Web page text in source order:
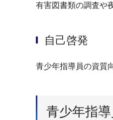
有害図書類の調査や
自己啓発
青少年指導員の資質
青少年指